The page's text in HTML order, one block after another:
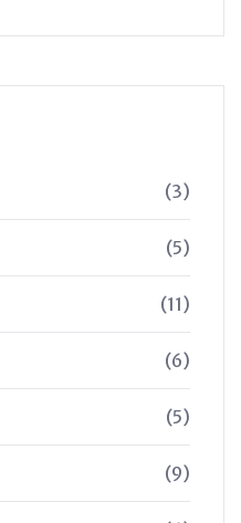
(3)
(5)
(11)
(6)
(5)
(9)